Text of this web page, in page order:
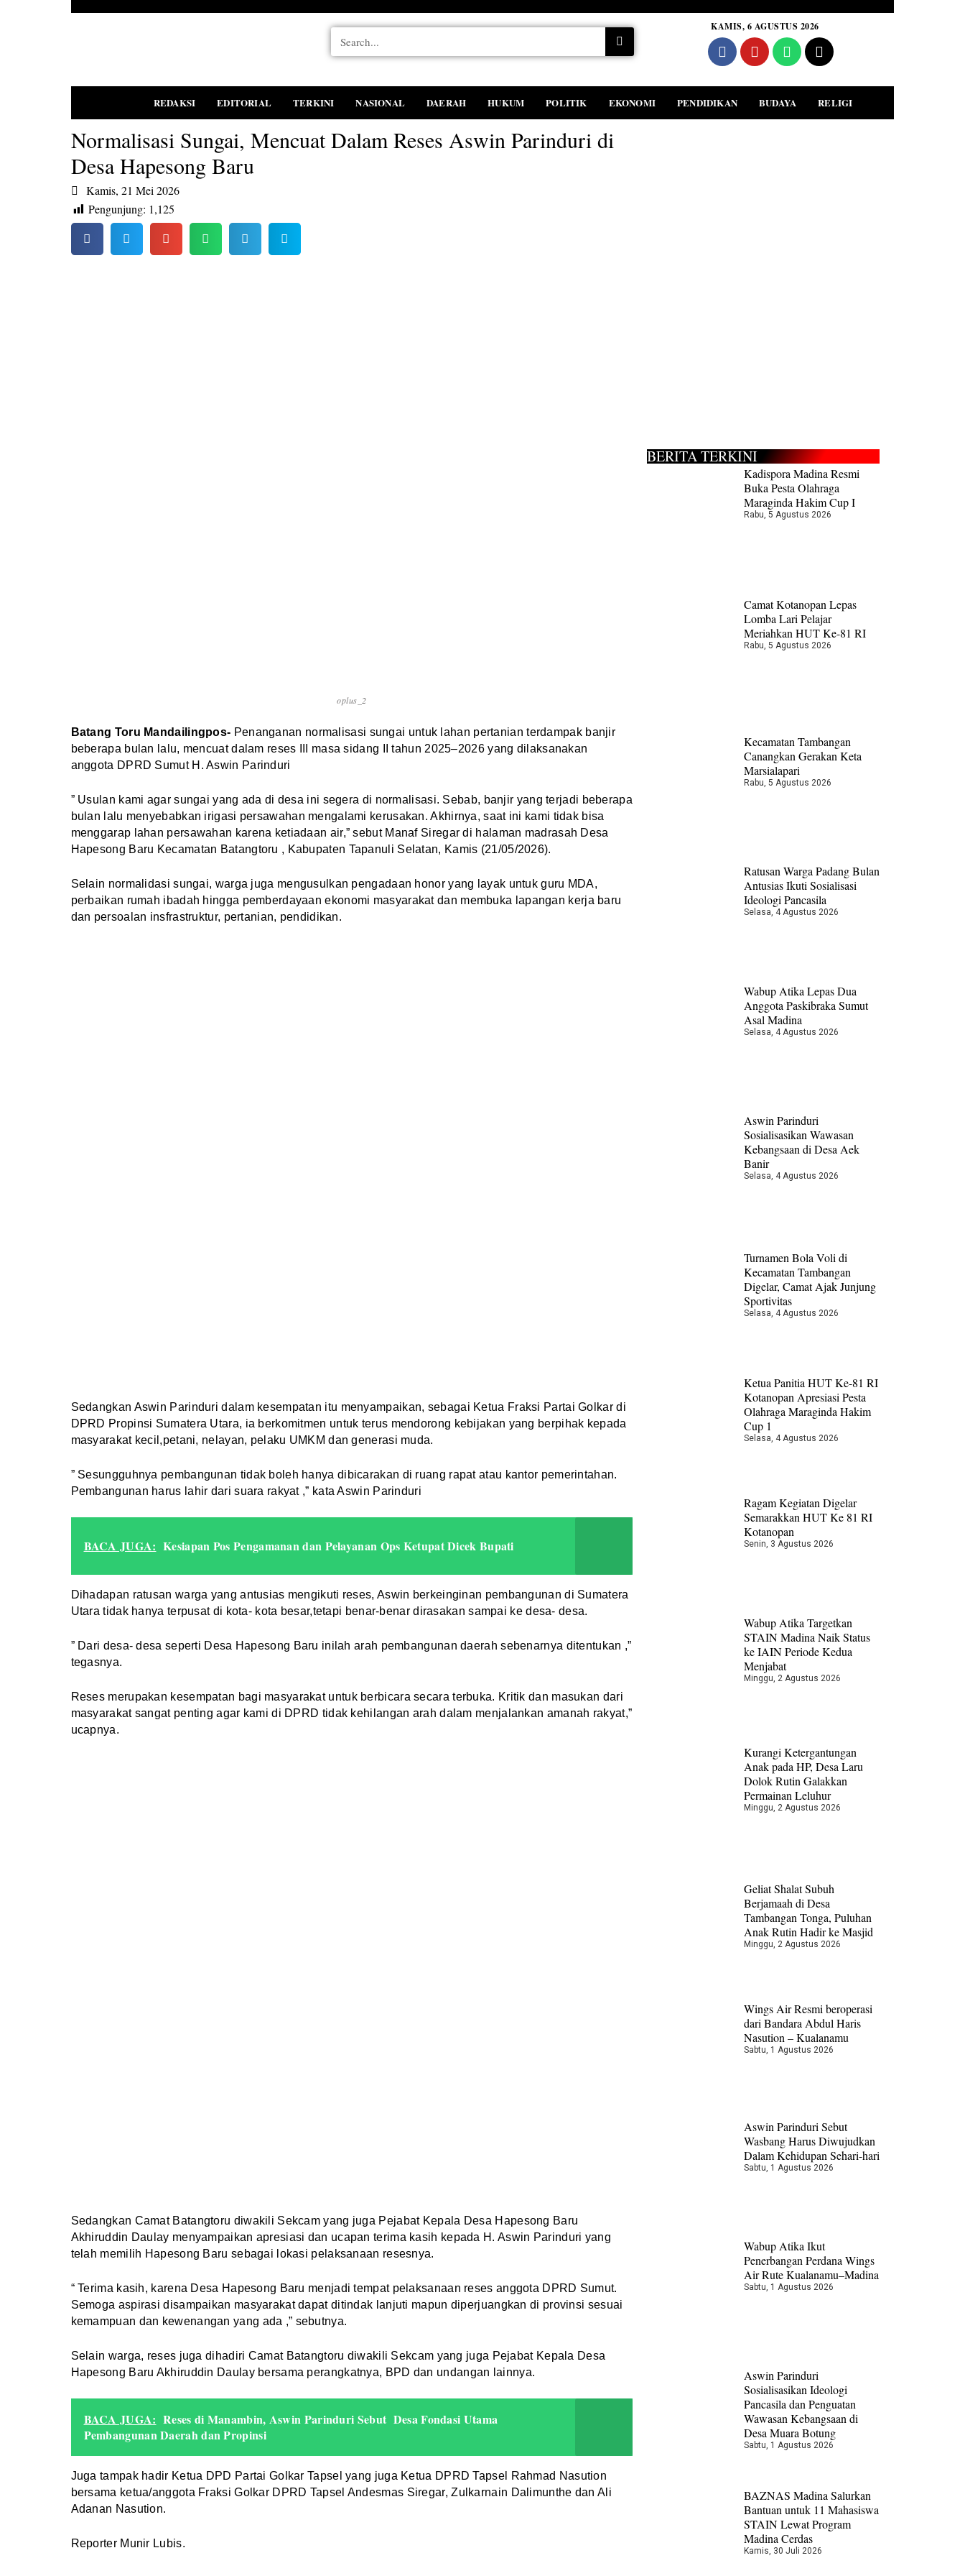
KAMIS, 6 AGUSTUS 2026
REDAKSI EDITORIAL TERKINI NASIONAL DAERAH HUKUM POLITIK EKONOMI PENDIDIKAN BUDAYA RELIGI
Normalisasi Sungai, Mencuat Dalam Reses Aswin Parinduri di
Desa Hapesong Baru
Kamis, 21 Mei 2026
Pengunjung: 1,125
oplus_2
Batang Toru Mandailingpos- Penanganan normalisasi sungai untuk lahan pertanian terdampak banjir
beberapa bulan lalu, mencuat dalam reses III masa sidang II tahun 2025–2026 yang dilaksanakan
anggota DPRD Sumut H. Aswin Parinduri
” Usulan kami agar sungai yang ada di desa ini segera di normalisasi. Sebab, banjir yang terjadi beberapa
bulan lalu menyebabkan irigasi persawahan mengalami kerusakan. Akhirnya, saat ini kami tidak bisa
menggarap lahan persawahan karena ketiadaan air,” sebut Manaf Siregar di halaman madrasah Desa
Hapesong Baru Kecamatan Batangtoru , Kabupaten Tapanuli Selatan, Kamis (21/05/2026).
Selain normalidasi sungai, warga juga mengusulkan pengadaan honor yang layak untuk guru MDA,
perbaikan rumah ibadah hingga pemberdayaan ekonomi masyarakat dan membuka lapangan kerja baru
dan persoalan insfrastruktur, pertanian, pendidikan.
Sedangkan Aswin Parinduri dalam kesempatan itu menyampaikan, sebagai Ketua Fraksi Partai Golkar di
DPRD Propinsi Sumatera Utara, ia berkomitmen untuk terus mendorong kebijakan yang berpihak kepada
masyarakat kecil,petani, nelayan, pelaku UMKM dan generasi muda.
” Sesungguhnya pembangunan tidak boleh hanya dibicarakan di ruang rapat atau kantor pemerintahan.
Pembangunan harus lahir dari suara rakyat ,” kata Aswin Parinduri
BACA JUGA: Kesiapan Pos Pengamanan dan Pelayanan Ops Ketupat Dicek Bupati
Dihadapan ratusan warga yang antusias mengikuti reses, Aswin berkeinginan pembangunan di Sumatera
Utara tidak hanya terpusat di kota- kota besar,tetapi benar-benar dirasakan sampai ke desa- desa.
” Dari desa- desa seperti Desa Hapesong Baru inilah arah pembangunan daerah sebenarnya ditentukan ,”
tegasnya.
Reses merupakan kesempatan bagi masyarakat untuk berbicara secara terbuka. Kritik dan masukan dari
masyarakat sangat penting agar kami di DPRD tidak kehilangan arah dalam menjalankan amanah rakyat,”
ucapnya.
Sedangkan Camat Batangtoru diwakili Sekcam yang juga Pejabat Kepala Desa Hapesong Baru
Akhiruddin Daulay menyampaikan apresiasi dan ucapan terima kasih kepada H. Aswin Parinduri yang
telah memilih Hapesong Baru sebagai lokasi pelaksanaan resesnya.
“ Terima kasih, karena Desa Hapesong Baru menjadi tempat pelaksanaan reses anggota DPRD Sumut.
Semoga aspirasi disampaikan masyarakat dapat ditindak lanjuti mapun diperjuangkan di provinsi sesuai
kemampuan dan kewenangan yang ada ,” sebutnya.
Selain warga, reses juga dihadiri Camat Batangtoru diwakili Sekcam yang juga Pejabat Kepala Desa
Hapesong Baru Akhiruddin Daulay bersama perangkatnya, BPD dan undangan lainnya.
BACA JUGA: Reses di Manambin, Aswin Parinduri Sebut Desa Fondasi Utama
Pembangunan Daerah dan Propinsi
Juga tampak hadir Ketua DPD Partai Golkar Tapsel yang juga Ketua DPRD Tapsel Rahmad Nasution
bersama ketua/anggota Fraksi Golkar DPRD Tapsel Andesmas Siregar, Zulkarnain Dalimunthe dan Ali
Adanan Nasution.
Reporter Munir Lubis.
BERITA TERKINI
Kadispora Madina Resmi
Buka Pesta Olahraga
Maraginda Hakim Cup I
Rabu, 5 Agustus 2026
Camat Kotanopan Lepas
Lomba Lari Pelajar
Meriahkan HUT Ke-81 RI
Rabu, 5 Agustus 2026
Kecamatan Tambangan
Canangkan Gerakan Keta
Marsialapari
Rabu, 5 Agustus 2026
Ratusan Warga Padang Bulan
Antusias Ikuti Sosialisasi
Ideologi Pancasila
Selasa, 4 Agustus 2026
Wabup Atika Lepas Dua
Anggota Paskibraka Sumut
Asal Madina
Selasa, 4 Agustus 2026
Aswin Parinduri
Sosialisasikan Wawasan
Kebangsaan di Desa Aek
Banir
Selasa, 4 Agustus 2026
Turnamen Bola Voli di
Kecamatan Tambangan
Digelar, Camat Ajak Junjung
Sportivitas
Selasa, 4 Agustus 2026
Ketua Panitia HUT Ke-81 RI
Kotanopan Apresiasi Pesta
Olahraga Maraginda Hakim
Cup 1
Selasa, 4 Agustus 2026
Ragam Kegiatan Digelar
Semarakkan HUT Ke 81 RI
Kotanopan
Senin, 3 Agustus 2026
Wabup Atika Targetkan
STAIN Madina Naik Status
ke IAIN Periode Kedua
Menjabat
Minggu, 2 Agustus 2026
Kurangi Ketergantungan
Anak pada HP, Desa Laru
Dolok Rutin Galakkan
Permainan Leluhur
Minggu, 2 Agustus 2026
Geliat Shalat Subuh
Berjamaah di Desa
Tambangan Tonga, Puluhan
Anak Rutin Hadir ke Masjid
Minggu, 2 Agustus 2026
Wings Air Resmi beroperasi
dari Bandara Abdul Haris
Nasution – Kualanamu
Sabtu, 1 Agustus 2026
Aswin Parinduri Sebut
Wasbang Harus Diwujudkan
Dalam Kehidupan Sehari-hari
Sabtu, 1 Agustus 2026
Wabup Atika Ikut
Penerbangan Perdana Wings
Air Rute Kualanamu–Madina
Sabtu, 1 Agustus 2026
Aswin Parinduri
Sosialisasikan Ideologi
Pancasila dan Penguatan
Wawasan Kebangsaan di
Desa Muara Botung
Sabtu, 1 Agustus 2026
BAZNAS Madina Salurkan
Bantuan untuk 11 Mahasiswa
STAIN Lewat Program
Madina Cerdas
Kamis, 30 Juli 2026